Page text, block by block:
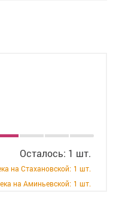
Вакансии
Осталось: 1 шт.
на Стахановской: 1 шт.
на Аминьевской: 1 шт.